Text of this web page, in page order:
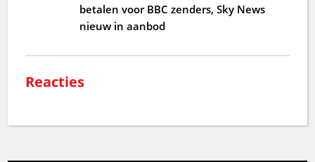
betalen voor BBC zenders, Sky News
nieuw in aanbod
Reacties